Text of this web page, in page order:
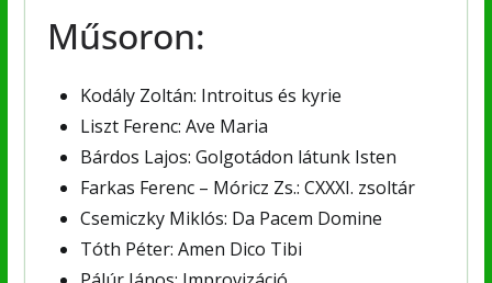
Műsoron:
Kodály Zoltán: Introitus és kyrie
Liszt Ferenc: Ave Maria
Bárdos Lajos: Golgotádon látunk Isten
Farkas Ferenc – Móricz Zs.: CXXXI. zsoltár
Csemiczky Miklós: Da Pacem Domine
Tóth Péter: Amen Dico Tibi